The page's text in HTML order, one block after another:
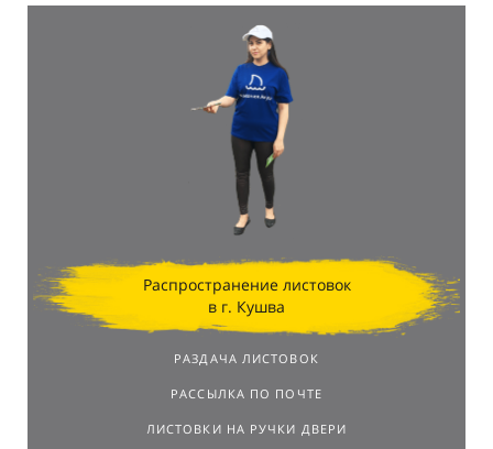
Распространение листовок
в г. Кушва
РАЗДАЧА ЛИСТОВОК
РАССЫЛКА ПО ПОЧТЕ
ЛИСТОВКИ НА РУЧКИ ДВЕРИ